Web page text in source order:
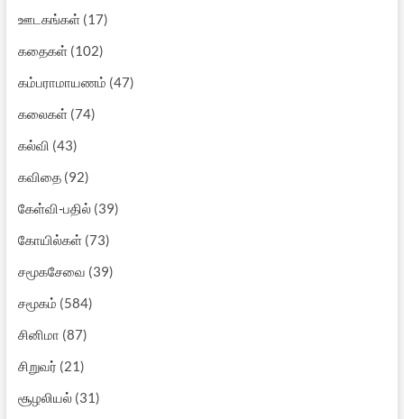
ஊடகங்கள்(17)
கதைகள்(102)
கம்பராமாயணம் (47)
கலைகள்(74)
கல்வி (43)
கவிதை(92)
கேள்வி-பதில்(39)
கோயில்கள்(73)
சமூகசேவை (39)
சமூகம் (584)
சினிமா (87)
சிறுவர் (21)
சூழலியல்(31)